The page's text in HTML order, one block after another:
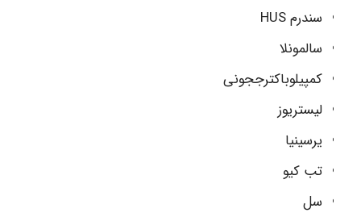
سندرم HUS
سالمونلا
کمپیلوباکترججونی
لیستریوز
یرسینیا
تب کیو
سل